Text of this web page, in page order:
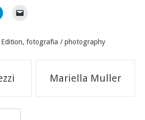
, fotografia / photography
Mariella Muller